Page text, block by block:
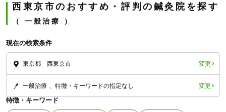
西東京市のおすすめ・評判の鍼灸院を探す
一般治療
現在の検索条件
東京都 西東京市 変更
一般治療 特徴・キーワードの指定なし 変更
特徴・キーワード
「健康にはりを見た」